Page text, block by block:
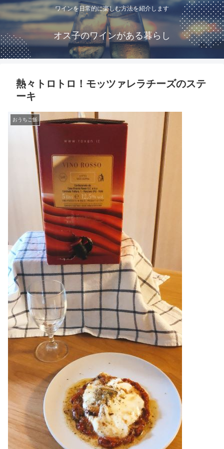
ワインを日常的に楽しむ方法を紹介します
オス子のワインがある暮らし
熱々トロトロ！モッツァレラチーズのステ
ーキ
おうちご飯